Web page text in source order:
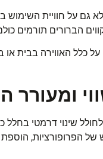
על חוויית השימוש
הברורים תורמים
כלל האווירה בבית
ומעורר
שינוי דרמטי
של הפרופורציות,